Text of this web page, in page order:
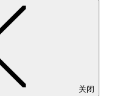
关闭